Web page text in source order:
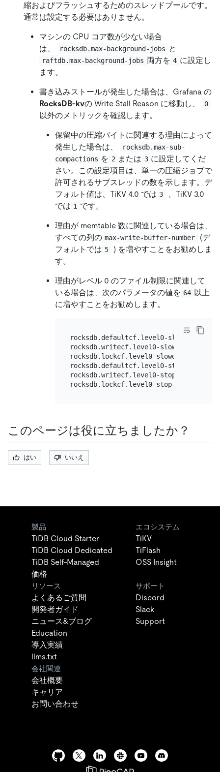
縮およびフラッシュするためのスレッドプールです。
通常は設定する必要はありません。
マシンの CPU コア数が少ない場合
は、
rocksdb.max-background-jobs と
raftdb.max-background-jobs 両方を 4 に設定し
ます。
書き込みストールが発生した場合は、Grafana の
RocksDB-kvの Write Stall Reason に移動し、 0
以外のメトリックを確認します。
保留中の圧縮バイトに関連する理由によって
発生した場合は、
rocksdb.max-sub-
compactions を 2 または 3 に設定してくだ
さい。この設定項目は、単一の圧縮ジョブで
許可されるサブスレッドの数を示します。デ
フォルト値は、TiKV 4.0 では 3
、TiKV 3.0
では 1 です。
理由が memtable 数に関連している場合は、
すべての列の max-write-buffer-number
(デ
フォルトでは 5
) を増やすことをお勧めしま
す。
理由がレベル 0 のファイル制限に関連して
いる場合は、次のパラメータの値を 64 以上
に増やすことをお勧めします。
rocksdb.defaultcf.level0-slowdown-
rocksdb.writecf.level0-slowdown-
rocksdb.lockcf.level0-slowdown-
rocksdb.defaultcf.level0-stop-writes-
rocksdb.writecf.level0-stop-writes-
このページは役に立ちましたか？
はい いいえ
製品
TiDB Cloud Starter
TiDB Cloud Dedicated
TiDB Self-Managed
価格
エコシステム
TiKV
TiFlash
OSS Insight
リソース
よくあるご質問
開発者ガイド
ニュース&ブログ
Education
導入実績
llms.txt
サポート
Discord
Slack
Support
会社関連
会社概要
キャリア
お問い合わせ